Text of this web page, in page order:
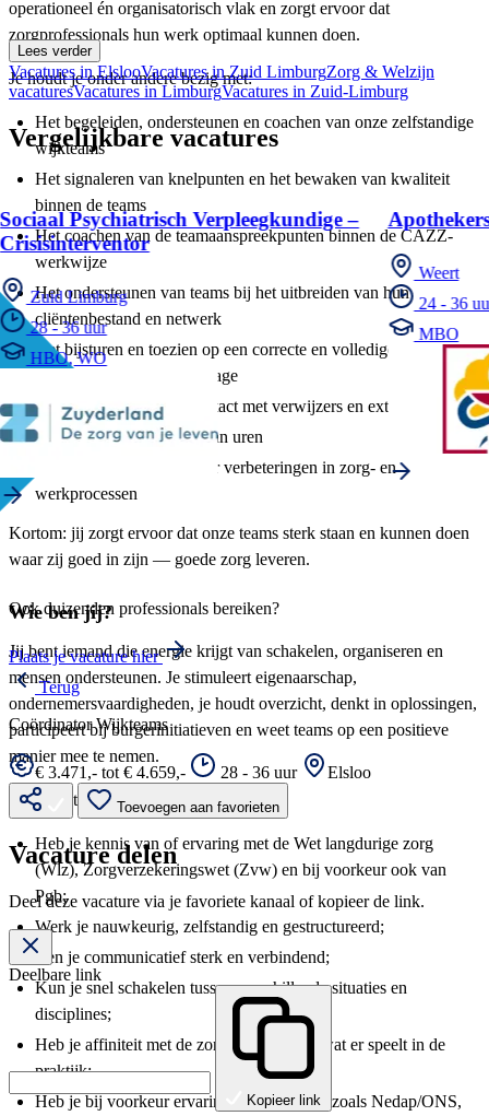
operationeel én organisatorisch vlak en zorgt ervoor dat
zorgprofessionals hun werk optimaal kunnen doen.
Je houdt je onder andere bezig met:
Het begeleiden, ondersteunen en coachen van onze zelfstandige
wijkteams
Het signaleren van knelpunten en het bewaken van kwaliteit
binnen de teams
Het coachen van de teamaanspreekpunten binnen de CAZZ-
werkwijze
Het ondersteunen van teams bij het uitbreiden van hun
cliëntenbestand en netwerk
Het bijsturen en toezien op een correcte en volledige
dossieropbouw en rapportage
Het onderhouden van contact met verwijzers en externe partijen
Het incidenteel fiatteren van uren
Het actief meedenken over verbeteringen in zorg- en
werkprocessen
Kortom: jij zorgt ervoor dat onze teams sterk staan en kunnen doen
waar zij goed in zijn — goede zorg leveren.
Wie ben jij?
Jij bent iemand die energie krijgt van schakelen, organiseren en
mensen ondersteunen. Je stimuleert eigenaarschap,
ondernemersvaardigheden, je houdt overzicht, denkt in oplossingen,
participeert bij burgerinitiatieven en weet teams op een positieve
manier mee te nemen.
Daarnaast:
Heb je kennis van of ervaring met de Wet langdurige zorg
(Wlz), Zorgverzekeringswet (Zvw) en bij voorkeur ook van
Pgb;
Werk je nauwkeurig, zelfstandig en gestructureerd;
Ben je communicatief sterk en verbindend;
Kun je snel schakelen tussen verschillende situaties en
disciplines;
Heb je affiniteit met de zorg en begrijp je wat er speelt in de
praktijk;
Heb je bij voorkeur ervaring met systemen zoals Nedap/ONS,
Lees verder
Vacatures in ElslooVacatures in Zuid LimburgZorg & Welzijn
vacaturesVacatures in LimburgVacatures in Zuid-Limburg
Vergelijkbare vacatures
Sociaal Psychiatrisch Verpleegkundige –
Crisisinterventor
Zuid Limburg
28 - 36 uur
HBO, WO
Weert
24 - 36
MBO
Ook duizenden professionals bereiken?
Plaats je vacature hier
Terug
Coördinator Wijkteams
€ 3.471,- tot € 4.659,- 28 - 36 uur Elsloo
Toevoegen aan favorieten
Vacature delen
Deel deze vacature via je favoriete kanaal of kopieer de link.
Deelbare link
Kopieer link